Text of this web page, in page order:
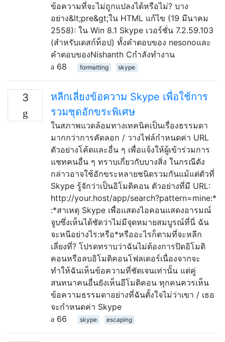
ข้อความที่จะไม่ถูกแปลงได้หรือไม่? บาง
อย่าง&lt;pre&gt;ใน HTML แก้ไข (19 มีนาคม
2558): ใน Win 8.1 Skype เวอร์ชั่น 7.2.59.103
(สำหรับเดสก์ท็อป) ทั้งคำตอบของ nesonoและ
คำตอบของNishanth Cกำลังทำงาน
68
formatting skype
3
หลีกเลี่ยงข้อความ Skype เพื่อใช้การ
รวมชุดอักขระพิเศษ
ในสภาพแวดล้อมทางเทคนิคเป็นเรื่องธรรมดา
มากกว่าการคัดลอก / วางไฟล์กำหนดค่า URL
ตัวอย่างโค้ดและอื่น ๆ เพื่อแจ้งให้ผู้เข้าร่วมการ
แชทคนอื่น ๆ ทราบเกี่ยวกับบางสิ่ง ในกรณีดัง
กล่าวอาจใช้อักขระหลายชนิดรวมกันแม้แต่ตัวที่
Skype รู้จักว่าเป็นอิโมติคอน ตัวอย่างที่มี URL:
http://your.host/app/search?pattern=mine:*
:*สาเหตุ Skype เพื่อแสดงไอคอนแสดงอารมณ์
จูบซึ่งเห็นได้ชัดว่าไม่มีจุดหมายสมบูรณ์ที่นี่ ฉัน
จะหนีอย่างไร:หรือ*หรืออะไรก็ตามที่จะหลีก
เลี่ยงที่? โปรดทราบว่าฉันไม่ต้องการปิดอิโมติ
คอนหรือลบอิโมติคอนโฟลเดอร์เนื่องจากจะ
ทำให้ฉันเห็นข้อความที่ชัดเจนเท่านั้น แต่คู่
สนทนาคนอื่นยังเห็นอีโมติคอน ทุกคนควรเห็น
ข้อความธรรมดาอย่างที่ฉันตั้งใจไม่ว่าเขา / เธอ
จะกำหนดค่า Skype
66
skype escaping